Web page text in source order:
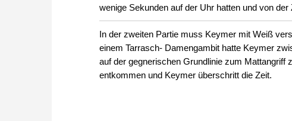
wenige Sekunden auf der Uhr hatten und von der
In der zweiten Partie muss Keymer mit Weiß
einem Tarrasch- Damengambit hatte Keymer
auf der gegnerischen Grundlinie zum
entkommen und Keymer überschritt die Zeit.